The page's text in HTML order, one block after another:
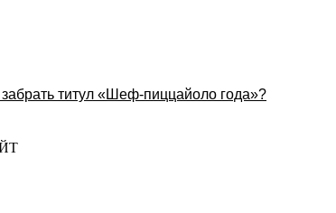
забрать титул «Шеф-пиццайоло года»?